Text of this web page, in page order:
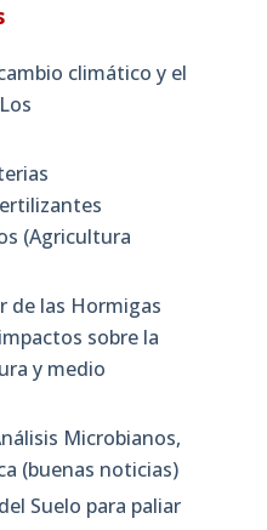
climático y el
(Agricultura
de las Hormigas
sobre la
y medio
Microbianos,
(buenas noticias)
Suelo para paliar